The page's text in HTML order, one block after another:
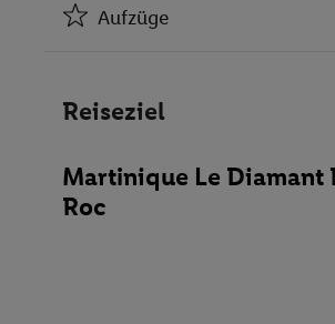
Aufzüge
Aufzüge
Geschäfte
Öffentliches Internet
Reiseziel
Martinique Le Diamant
Roc